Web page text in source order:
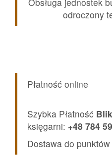
odroczony
Płatność online
Szybka Płatność Blik
księgarni: +48 784
Dostawa do